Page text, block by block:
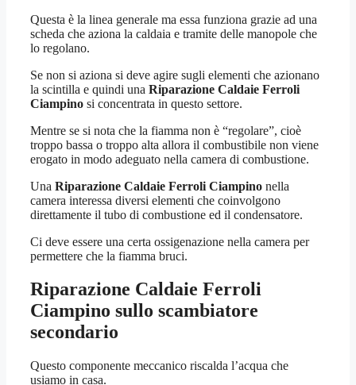
Questa è la linea generale ma essa funziona grazie ad una
scheda che aziona la caldaia e tramite delle manopole che
lo regolano.
Se non si aziona si deve agire sugli elementi che azionano
la scintilla e quindi una Riparazione Caldaie Ferroli
Ciampino si concentrata in questo settore.
Mentre se si nota che la fiamma non è “regolare”, cioè
troppo bassa o troppo alta allora il combustibile non viene
erogato in modo adeguato nella camera di combustione.
Una Riparazione Caldaie Ferroli Ciampino nella
camera interessa diversi elementi che coinvolgono
direttamente il tubo di combustione ed il condensatore.
Ci deve essere una certa ossigenazione nella camera per
permettere che la fiamma bruci.
Riparazione Caldaie Ferroli
Ciampino sullo scambiatore
secondario
Questo componente meccanico riscalda l’acqua che
usiamo in casa.